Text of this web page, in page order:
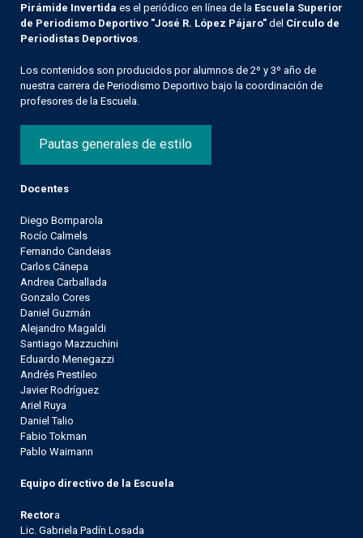
Pirámide Invertida es el periódico en línea de la Escuela Superior
de Periodismo Deportivo "José R. López Pájaro" del Círculo de
Periodistas Deportivos
Los contenidos son producidos por alumnos de 2º y 3º año de
nuestra carrera de Periodismo Deportivo bajo la coordinación de
profesores de la Escuela.
Pautas generales de estilo
Docentes
Diego Bomparola
Rocío Calmels
Fernando Candeias
Carlos Cánepa
Andrea Carballada
Gonzalo Cores
Daniel Guzmán
Alejandro Magaldi
Santiago Mazzuchini
Eduardo Menegazzi
Andrés Prestileo
Javier Rodríguez
Ariel Ruya
Daniel Talio
Fabio Tokman
Pablo Waimann
Equipo directivo de la Escuela
Rectora
Lic. Gabriela Padín Losada